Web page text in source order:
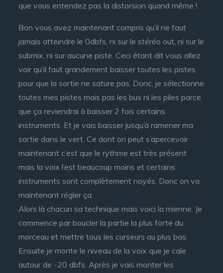
que vous entendez pas la distorsion quand même !
Bon vous avez maintenant compris qu’il ne faut
jamais atteindre le 0dbfs, ni sur le stéréo out, ni sur le
submix, ni sur aucune piste. Ceci étant dit vous allez
voir qu’il faut grandement baisser toutes les pistes
pour que la sortie ne sature pas. Donc, je sélectionne
toutes mes pistes mais pas les bus ni les piles parce
que ça reviendrai à baisser 2 fois certains
instruments. Et je vais baisser jusqu’à ramener ma
sortie dans le vert. Ce dont on peut s’apercevoir
maintenant c’est que le rythme est très présent
mais la voix l’est beaucoup moins et certains
instruments sont complètement noyés. Donc on va
maintenant régler ça.
Alors là chacun sa technique mais voici la mienne. Je
commence par boucler la partie la plus forte du
morceau et mettre tous les curseurs au plus bas.
Ensuite je monte le niveau de la voix que je cale
autour de -20 dbfs. Après je vais monter les